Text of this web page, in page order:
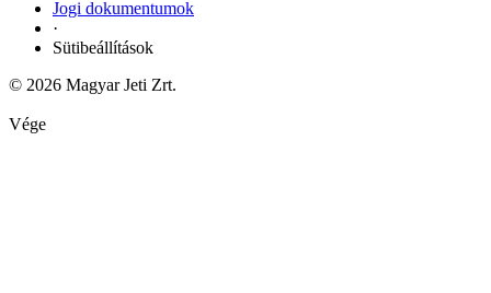
Jogi dokumentumok
·
Sütibeállítások
© 2026 Magyar Jeti Zrt.
Vége